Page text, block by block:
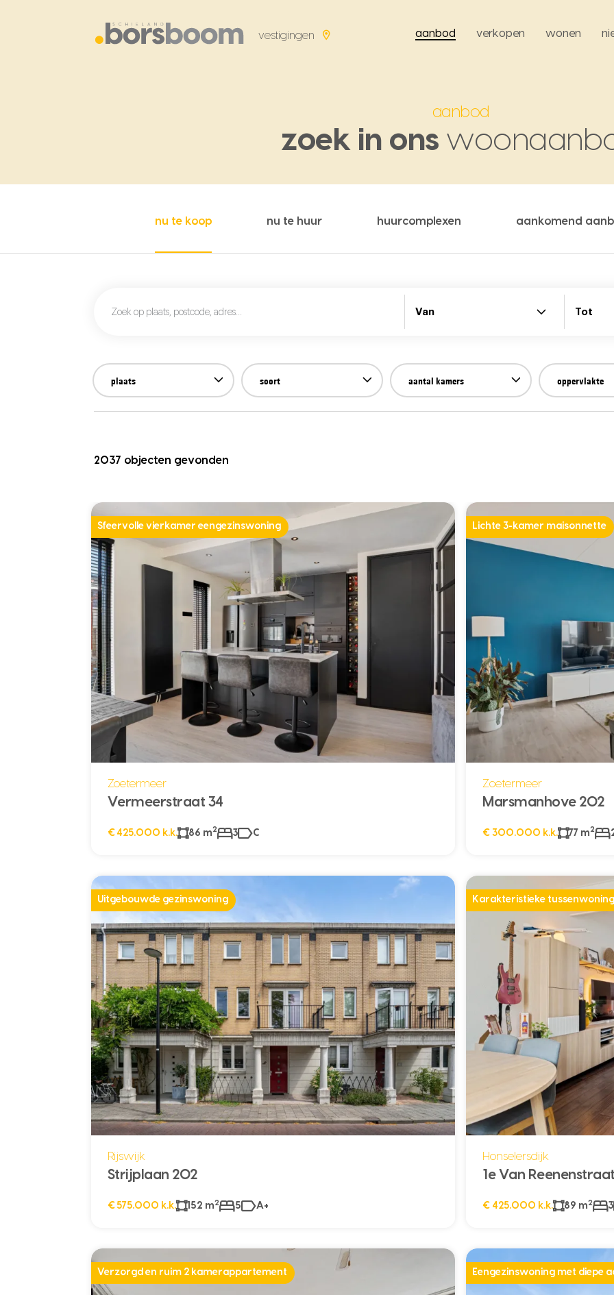
vestigingen aanbod verkopen wonen
aanbod
zoek in ons
nu te koop nu te huur huurcomplexen aankomend
Van Tot
plaats soort aantal kamers oppervlakte
2037 objecten gevonden
Sfeervolle vierkamer eengezinswoning
Zoetermeer
Vermeerstraat 34
€ 425.000 k.k. 86 m2 3 C
Lichte 3-kamer maisonnette
Zoetermeer
Marsmanhove 202
€ 300.000 k.k. 77 m2
Uitgebouwde gezinswoning
Rijswijk
Strijplaan 202
€ 575.000 k.k. 152 m2 5 A+
Karakteristieke
Honselersdijk
1e Van
€ 425.000 k.k. 89 m2 3
Verzorgd en ruim 2 kamerappartement Eengezinswoning met diepe